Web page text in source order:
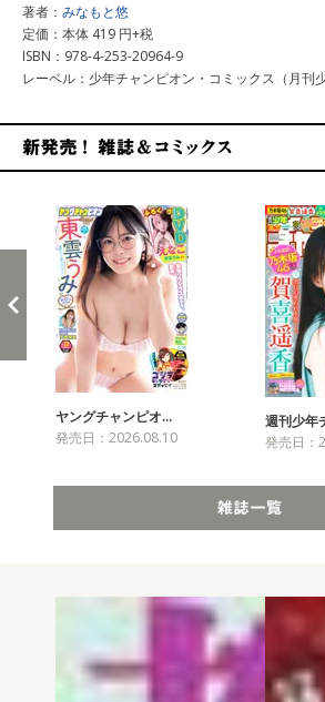
著者： みなもと悠
定価：本体 419 円+税
ISBN：978-4-253-20964-9
レーベル：少年チャンピオン・コミックス（月刊
ヤングチャンピオ…
発売日：2026.08.10
週刊少年
発売日：